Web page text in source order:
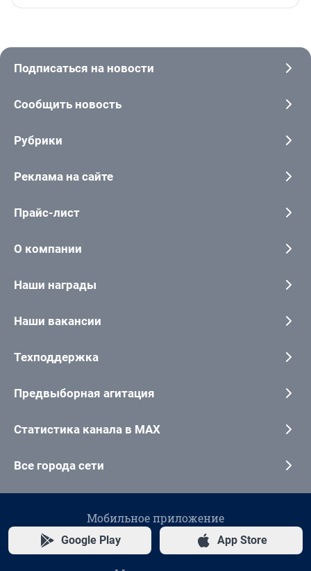
Подписаться на новости
Сообщить новость
Рубрики
Реклама на сайте
Прайс-лист
О компании
Наши награды
Наши вакансии
Техподдержка
Предвыборная агитация
Статистика канала в MAX
Все города сети
Мобильное приложение
Google Play App Store